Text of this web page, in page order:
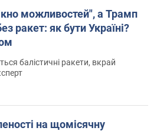
можливостей", а Трамп
ракет: як бути Україні?
балістичні ракети, вкрай
на щомісячну